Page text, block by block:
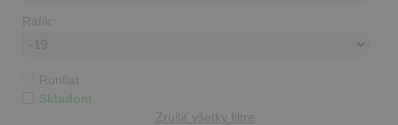
Ráfik:
Runflat
Skladom
Zrušiť všetky filtre